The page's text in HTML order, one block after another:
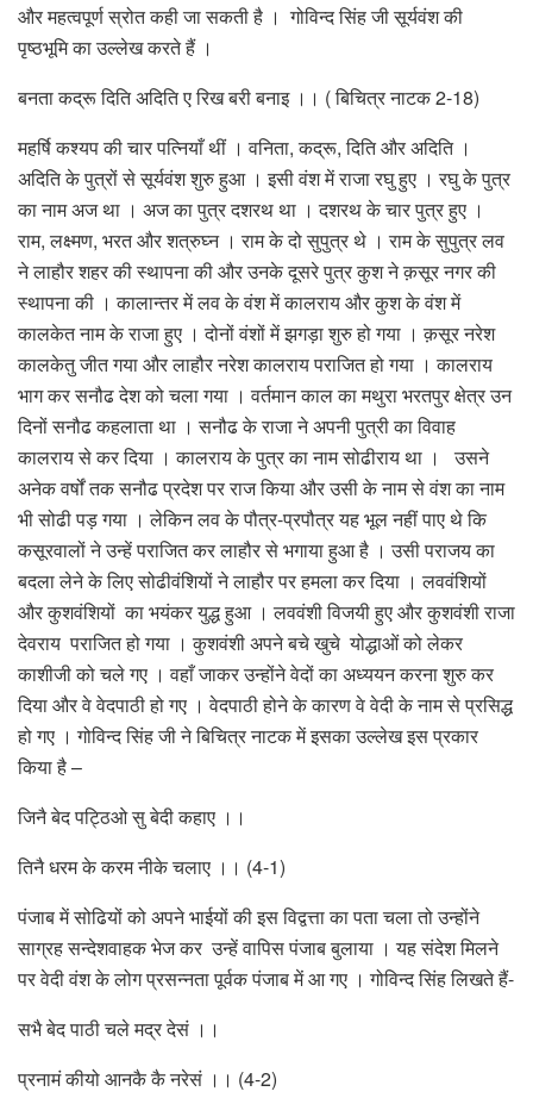
और महत्वपूर्ण स्रोत कही जा सकती है । गोविन्द सिंह जी सूर्यवंश की
पृष्ठभूमि का उल्लेख करते हैं ।
बनता कद्रू दिति अदिति ए रिख बरी बनाइ ।। ( बिचित्र नाटक 2-18)
महर्षि कश्यप की चार पत्नियाँ थीं । वनिता, कद्रू, दिति और अदिति ।
अदिति के पुत्रों से सूर्यवंश शुरु हुआ । इसी वंश में राजा रघु हुए । रघु के पुत्र
का नाम अज था । अज का पुत्र दशरथ था । दशरथ के चार पुत्र हुए ।
राम, लक्ष्मण, भरत और शत्रुघ्न । राम के दो सुपुत्र थे । राम के सुपुत्र लव
ने लाहौर शहर की स्थापना की और उनके दूसरे पुत्र कुश ने क़सूर नगर की
स्थापना की । कालान्तर में लव के वंश में कालराय और कुश के वंश में
कालकेत नाम के राजा हुए । दोनों वंशों में झगड़ा शुरु हो गया । क़सूर नरेश
कालकेतु जीत गया और लाहौर नरेश कालराय पराजित हो गया । कालराय
भाग कर सनौढ देश को चला गया । वर्तमान काल का मथुरा भरतपुर क्षेत्र उन
दिनों सनौढ कहलाता था । सनौढ के राजा ने अपनी पुत्री का विवाह
कालराय से कर दिया । कालराय के पुत्र का नाम सोढीराय था । उसने
अनेक वर्षों तक सनौढ प्रदेश पर राज किया और उसी के नाम से वंश का नाम
भी सोढी पड़ गया । लेकिन लव के पौत्र-प्रपौत्र यह भूल नहीं पाए थे कि
कसूरवालों ने उन्हें पराजित कर लाहौर से भगाया हुआ है । उसी पराजय का
बदला लेने के लिए सोढीवंशियों ने लाहौर पर हमला कर दिया । लववंशियों
और कुशवंशियों का भयंकर युद्ध हुआ । लववंशी विजयी हुए और कुशवंशी राजा
देवराय पराजित हो गया । कुशवंशी अपने बचे खुचे योद्धाओं को लेकर
काशीजी को चले गए । वहाँ जाकर उन्होंने वेदों का अध्ययन करना शुरु कर
दिया और वे वेदपाठी हो गए । वेदपाठी होने के कारण वे वेदी के नाम से प्रसिद्ध
हो गए । गोविन्द सिंह जी ने बिचित्र नाटक में इसका उल्लेख इस प्रकार
किया है –
जिनै बेद पट्ठिओ सु बेदी कहाए ।।
तिनै धरम के करम नीके चलाए ।। (4-1)
पंजाब में सोढियों को अपने भाईयों की इस विद्वत्ता का पता चला तो उन्होंने
साग्रह सन्देशवाहक भेज कर उन्हें वापिस पंजाब बुलाया । यह संदेश मिलने
पर वेदी वंश के लोग प्रसन्नता पूर्वक पंजाब में आ गए । गोविन्द सिंह लिखते हैं-
सभै बेद पाठी चले मद्र देसं ।।
प्रनामं कीयो आनकै कै नरेसं ।। (4-2)